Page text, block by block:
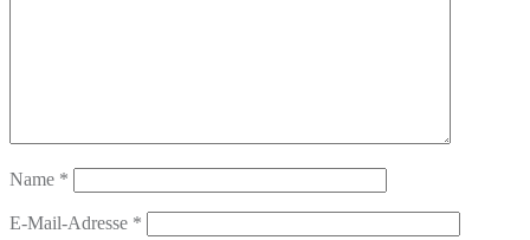
Name *
E-Mail-Adresse *